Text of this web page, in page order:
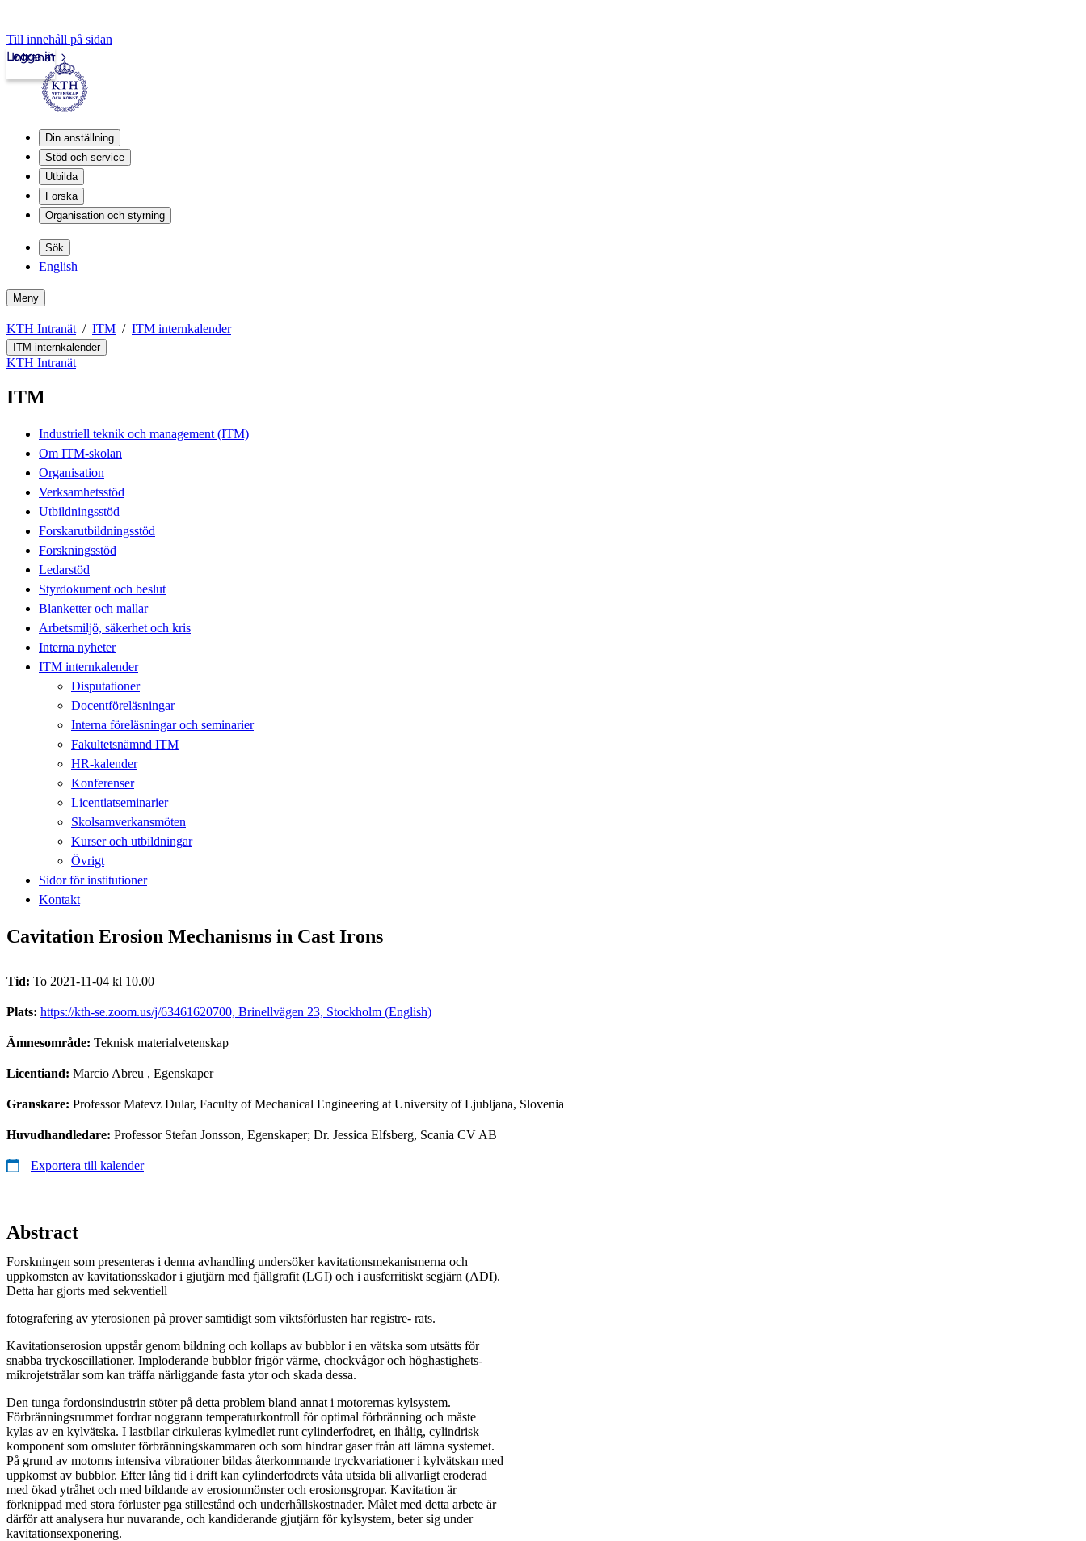
Till innehåll på sidan
Intranät
Logga in
Din anställning
Stöd och service
Utbilda
Forska
Organisation och styrning
Sök
English
Meny
KTH Intranät ITM ITM internkalender
ITM internkalender
KTH Intranät
ITM
Industriell teknik och management (ITM)
Om ITM-skolan
Organisation
Verksamhetsstöd
Utbildningsstöd
Forskarutbildningsstöd
Forskningsstöd
Ledarstöd
Styrdokument och beslut
Blanketter och mallar
Arbetsmiljö, säkerhet och kris
Interna nyheter
ITM internkalender
Disputationer
Docentföreläsningar
Interna föreläsningar och seminarier
Fakultetsnämnd ITM
HR-kalender
Konferenser
Licentiatseminarier
Skolsamverkansmöten
Kurser och utbildningar
Övrigt
Sidor för institutioner
Kontakt
Cavitation Erosion Mechanisms in Cast Irons
Tid: To 2021-11-04 kl 10.00
Plats: https://kth-se.zoom.us/j/63461620700, Brinellvägen 23, Stockholm (English)
Ämnesområde: Teknisk materialvetenskap
Licentiand: Marcio Abreu , Egenskaper
Granskare: Professor Matevz Dular, Faculty of Mechanical Engineering at University of Ljubljana, Slovenia
Huvudhandledare: Professor Stefan Jonsson, Egenskaper; Dr. Jessica Elfsberg, Scania CV AB
Exportera till kalender
Abstract
Forskningen som presenteras i denna avhandling undersöker kavitationsmekanismerna och
uppkomsten av kavitationsskador i gjutjärn med fjällgrafit (LGI) och i ausferritiskt segjärn (ADI).
Detta har gjorts med sekventiell
fotografering av yterosionen på prover samtidigt som viktsförlusten har registre- rats.
Kavitationserosion uppstår genom bildning och kollaps av bubblor i en vätska som utsätts för
snabba tryckoscillationer. Imploderande bubblor frigör värme, chockvågor och höghastighets-
mikrojetstrålar som kan träffa närliggande fasta ytor och skada dessa.
Den tunga fordonsindustrin stöter på detta problem bland annat i motorernas kylsystem.
Förbränningsrummet fordrar noggrann temperaturkontroll för optimal förbränning och måste
kylas av en kylvätska. I lastbilar cirkuleras kylmedlet runt cylinderfodret, en ihålig, cylindrisk
komponent som omsluter förbränningskammaren och som hindrar gaser från att lämna systemet.
På grund av motorns intensiva vibrationer bildas återkommande tryckvariationer i kylvätskan med
uppkomst av bubblor. Efter lång tid i drift kan cylinderfodrets våta utsida bli allvarligt eroderad
med ökad ytråhet och med bildande av erosionmönster och erosionsgropar. Kavitation är
förknippad med stora förluster pga stillestånd och underhållskostnader. Målet med detta arbete är
därför att analysera hur nuvarande, och kandiderande gjutjärn för kylsystem, beter sig under
kavitationsexponering.